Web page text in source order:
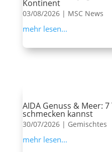
Kontinent
03/08/2026| MSC News
mehr lesen...
AIDA Genuss & Meer:
schmecken kannst
30/07/2026| Gemischtes
mehr lesen...